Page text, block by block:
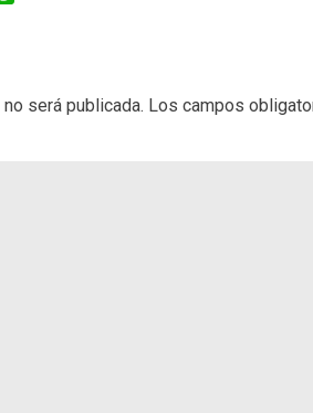
será publicada. Los campos